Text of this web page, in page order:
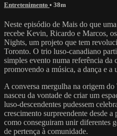
Entretenimento • 38m
Neste episódio de Mais do que
recebe Kevin, Ricardo e Marcos,
Nights, um projeto que tem
Toronto. O trio luso-canadiano
simples evento numa referência da
promovendo a música, a dança e a
A conversa mergulha na origem
nasceu da vontade de criar um
luso-descendentes pudessem
crescimento surpreendente desde
como conseguiram unir diferentes
de pertença à comunidade.